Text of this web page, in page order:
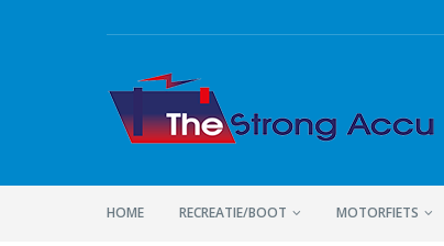
HOME RECREATIE/BOOT MOTORFIETS